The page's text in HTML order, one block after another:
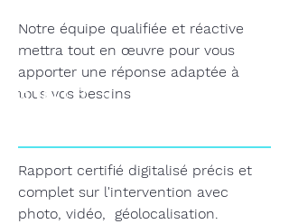
Notre équipe qualifiée et réactive
mettra tout en œuvre pour vous
apporter une réponse adaptée à
tous vos besoins
Suite à
Rapport certifié digitalisé précis et
complet sur l'intervention avec
photo, vidéo, géolocalisation.